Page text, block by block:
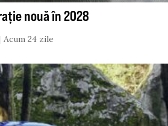
nouă în 2028
Acum 24 zile